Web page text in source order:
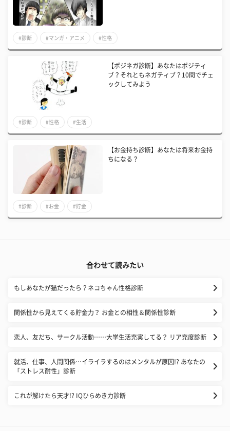
#診断 #マンガ・アニメ #性格
【ポジネガ診断】あなたはポジティ
ブ？それともネガティブ？10問でチェ
ックしてみよう
#診断 #性格 #生活
【お金持ち診断】あなたは将来お金持
ちになる？
#診断 #お金 #貯金
合わせて読みたい
もしあなたが猫だったら？ネコちゃん性格診断
関係性から見えてくる貯金力？ お金との相性＆関係性診断
恋人、友だち、サークル活動……大学生活充実してる？ リア充度診断
就活、仕事、人間関係…イライラするのはメンタルが原因!? あなたの
「ストレス耐性」診断
これが解けたら天才!? IQひらめき力診断